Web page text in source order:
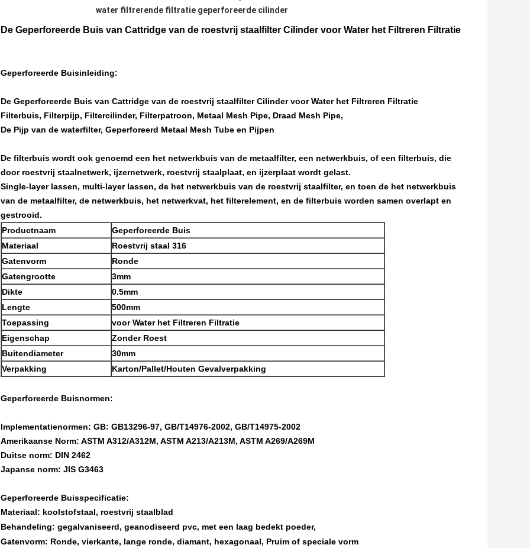
water filtrerende filtratie geperforeerde cilinder
De Geperforeerde Buis van Cattridge van de roestvrij staalfilter Cilinder voor Water het Filtreren Filtratie
Geperforeerde Buisinleiding:
De Geperforeerde Buis van Cattridge van de roestvrij staalfilter Cilinder voor Water het Filtreren Filtratie
Filterbuis, Filterpijp, Filtercilinder, Filterpatroon, Metaal Mesh Pipe, Draad Mesh Pipe,
De Pijp van de waterfilter, Geperforeerd Metaal Mesh Tube en Pijpen
De filterbuis wordt ook genoemd een het netwerkbuis van de metaalfilter, een netwerkbuis, of een filterbuis, die
door roestvrij staalnetwerk, ijzernetwerk, roestvrij staalplaat, en ijzerplaat wordt gelast.
Single-layer lassen, multi-layer lassen, de het netwerkbuis van de roestvrij staalfilter, en toen de het netwerkbuis
van de metaalfilter, de netwerkbuis, het netwerkvat, het filterelement, en de filterbuis worden samen overlapt en
gestrooid.
Productnaam
Geperforeerde Buis
Materiaal
Roestvrij staal 316
Gatenvorm
Ronde
Gatengrootte
3mm
Dikte
0.5mm
Lengte
500mm
Toepassing
voor Water het Filtreren Filtratie
Eigenschap
Zonder Roest
Buitendiameter
30mm
Verpakking
Karton/Pallet/Houten Gevalverpakking
Geperforeerde Buisnormen:
Implementatienormen: GB: GB13296-97, GB/T14976-2002, GB/T14975-2002
Amerikaanse Norm: ASTM A312/A312M, ASTM A213/A213M, ASTM A269/A269M
Duitse norm: DIN 2462
Japanse norm: JIS G3463
Geperforeerde Buisspecificatie:
Materiaal: koolstofstaal, roestvrij staalblad
Behandeling: gegalvaniseerd, geanodiseerd pvc, met een laag bedekt poeder,
Gatenvorm: Ronde, vierkante, lange ronde, diamant, hexagonaal, Pruim of speciale vorm